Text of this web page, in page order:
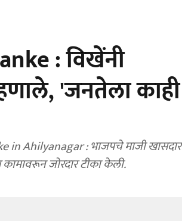
: विखेंनी
'जनतेला काही
in Ahilyanagar : भाजपचे माजी खासदार
जोरदार टीका केली.